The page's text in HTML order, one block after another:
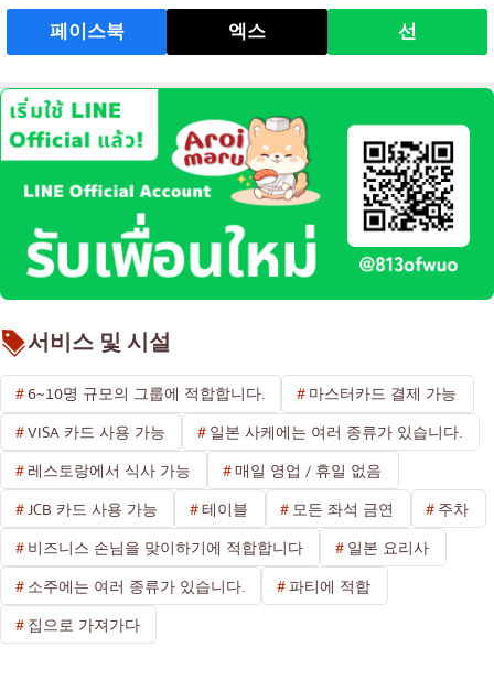
페이스북 엑스 선
서비스 및 시설
6~10명 규모의 그룹에 적합합니다.
마스터카드 결제 가능
VISA 카드 사용 가능
일본 사케에는 여러 종류가 있습니다.
레스토랑에서 식사 가능
매일 영업 / 휴일 없음
JCB 카드 사용 가능
테이블 모든 좌석 금연
주차
비즈니스 손님을 맞이하기에 적합합니다
일본 요리사
소주에는 여러 종류가 있습니다.
파티에 적합
집으로 가져가다